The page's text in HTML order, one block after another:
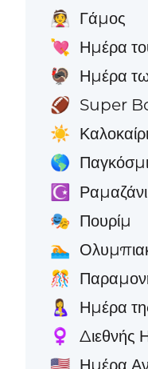
👰 Γάμος
💘 Ημέρα
🦃 Ημέρα
🏈 Super
☀️ Καλοκαίρι
🌎
☪️ Ραμαζάνι
🎭 Πουρίμ
🏊
🎊
🤱 Ημέρα
♀️ Διεθνής
🇺🇸 Ημέρα